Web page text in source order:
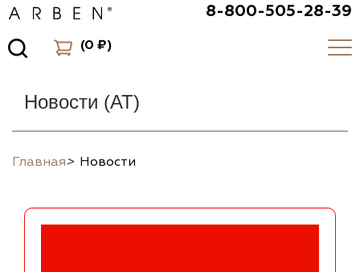
8-800-505-28-39
(0 ₽)
Новости (AT)
Главная> Новости